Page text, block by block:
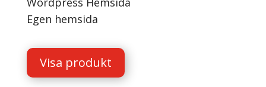
Egen hemsida
Visa produkt